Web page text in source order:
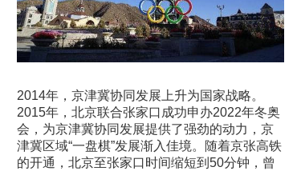
2014年，京津冀协同发展上升为国家战略。
2015年，北京联合张家口成功申办2022年冬奥
会，为京津冀协同发展提供了强劲的动力，京
津冀区域“一盘棋”发展渐入佳境。随着京张高铁
的开通，北京至张家口时间缩短到50分钟，曾